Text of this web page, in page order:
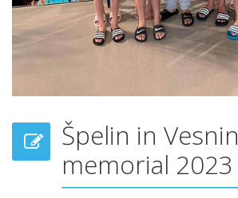
Špelin in Vesnin
memorial 2023